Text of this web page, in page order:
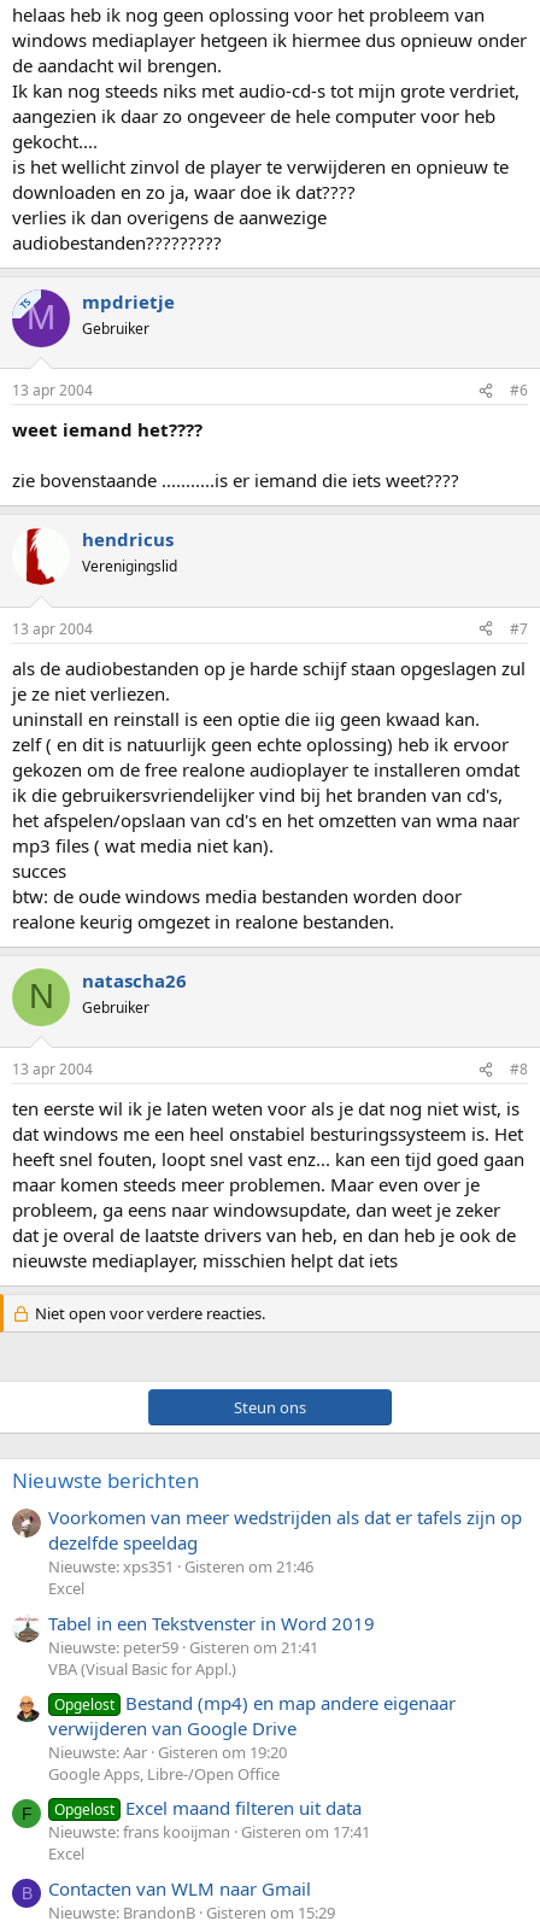
helaas heb ik nog geen oplossing voor het probleem van
windows mediaplayer hetgeen ik hiermee dus opnieuw onder
de aandacht wil brengen.
Ik kan nog steeds niks met audio-cd-s tot mijn grote verdriet,
aangezien ik daar zo ongeveer de hele computer voor heb
gekocht....
is het wellicht zinvol de player te verwijderen en opnieuw te
downloaden en zo ja, waar doe ik dat????
verlies ik dan overigens de aanwezige
audiobestanden?????????
TSM mpdrietje
Gebruiker
13 apr 2004 #6
weet iemand het????
zie bovenstaande ...........is er iemand die iets weet????
hendricus
Verenigingslid
13 apr 2004 #7
als de audiobestanden op je harde schijf staan opgeslagen zul
je ze niet verliezen.
uninstall en reinstall is een optie die iig geen kwaad kan.
zelf ( en dit is natuurlijk geen echte oplossing) heb ik ervoor
gekozen om de free realone audioplayer te installeren omdat
ik die gebruikersvriendelijker vind bij het branden van cd's,
het afspelen/opslaan van cd's en het omzetten van wma naar
mp3 files ( wat media niet kan).
succes
btw: de oude windows media bestanden worden door
realone keurig omgezet in realone bestanden.
N natascha26
Gebruiker
13 apr 2004 #8
ten eerste wil ik je laten weten voor als je dat nog niet wist, is
dat windows me een heel onstabiel besturingssysteem is. Het
heeft snel fouten, loopt snel vast enz... kan een tijd goed gaan
maar komen steeds meer problemen. Maar even over je
probleem, ga eens naar windowsupdate, dan weet je zeker
dat je overal de laatste drivers van heb, en dan heb je ook de
nieuwste mediaplayer, misschien helpt dat iets
Niet open voor verdere reacties.
Steun ons
Nieuwste berichten
Voorkomen van meer wedstrijden als dat er tafels zijn op
dezelfde speeldag
Nieuwste: xps351
Gisteren om 21:46
Excel
Tabel in een Tekstvenster in Word 2019
Nieuwste: peter59 Gisteren om 21:41
VBA (Visual Basic for Appl.)
Opgelost Bestand (mp4) en map andere eigenaar
verwijderen van Google Drive
Nieuwste: Aar Gisteren om 19:20
Google Apps, Libre-/Open Office
F Opgelost Excel maand filteren uit data
Nieuwste: frans kooijman
Gisteren om 17:41
Excel
B Contacten van WLM naar Gmail
Nieuwste: BrandonB Gisteren om 15:29